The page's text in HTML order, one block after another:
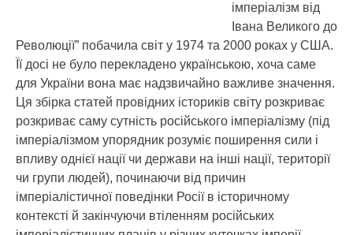
імперіалізм від
Івана Великого до
Революції” побачила світ у 1974 та 2000 роках у США.
Її досі не було перекладено українською, хоча саме
для України вона має надзвичайно важливе значення.
Ця збірка статей провідних істориків світу розкриває
розкриває саму сутність російського імперіалізму (під
імперіалізмом упорядник розуміє поширення сили і
впливу однієї нації чи держави на інші нації, території
чи групи людей), починаючи від причин
імперіалістичної поведінки Росії в історичному
контексті й закінчуючи втіленням російських